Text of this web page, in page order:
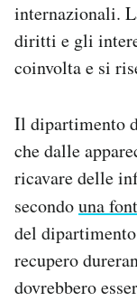
internazionali.
diritti e gli
coinvolta e si
Il dipartimento
che dalle
ricavare delle
secondouna
del
recupero
dovrebbero